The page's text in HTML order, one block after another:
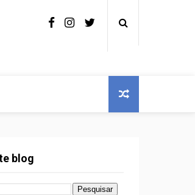
blog